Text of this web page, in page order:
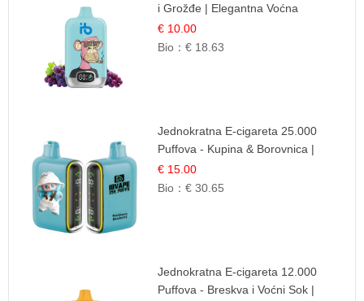
i Grožđe | Elegantna Voćna
Kombinacija
€ 10.00
Bio：€ 18.63
Jednokratna E-cigareta 25.000
Puffova - Kupina & Borovnica |
Šumska Voćna Mješavina
€ 15.00
Bio：€ 30.65
Jednokratna E-cigareta 12.000
Puffova - Breskva i Voćni Sok |